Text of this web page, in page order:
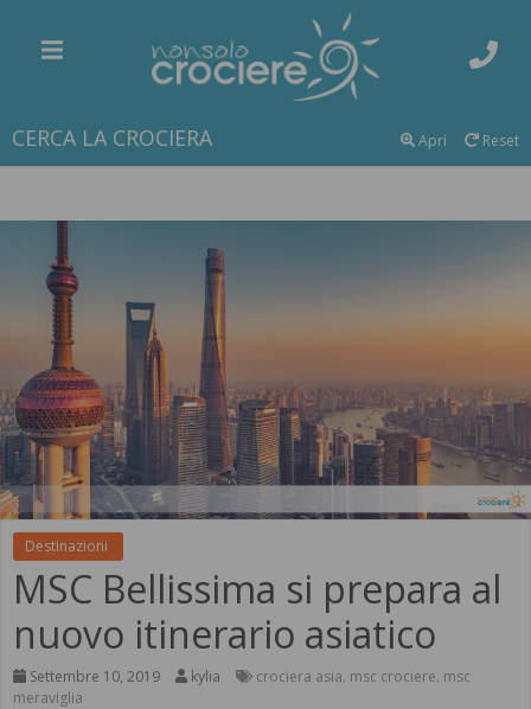
CERCA LA CROCIERA Reset
Apri
Destinazioni
MSC Bellissima si prepara al
nuovo itinerario asiatico
Settembre 10, 2019 kylia crociera asia, msc crociere, msc
meraviglia